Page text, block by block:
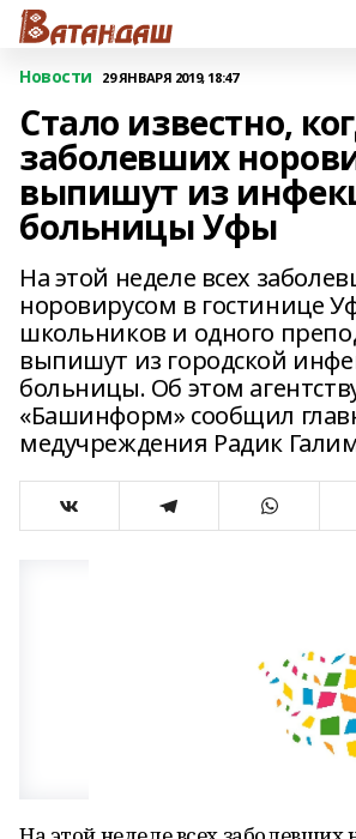
Новости 29 ЯНВАРЯ 2019, 18:47
Стало известно,
заболевших
выпишут из
больницы Уфы
На этой неделе всех
норовирусом в гостинице
школьников и одного
выпишут из городской
больницы. Об этом
«Башинформ» сообщил
медучреждения Радик